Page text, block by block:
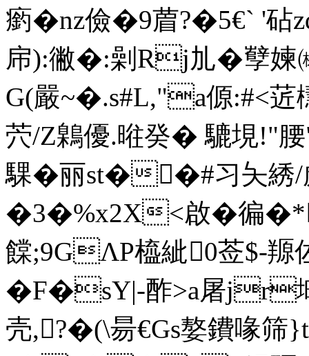
瘹�nz儉�9葿?�5€` '
帍):徶�:劋Rj劜�孼
G(嚴~�.s#L,"a傆:#<菦
茓/Z鷍優.暀癸� 騼垷!"腰
騍�丽st��#习夨綉/
�3�%x2X<啟�徧
饓;9GΛP橀紪0莶$-
�F�sY|-酢>a屠jr
壳,?�(\昜€Gs嫯鐨喙筛